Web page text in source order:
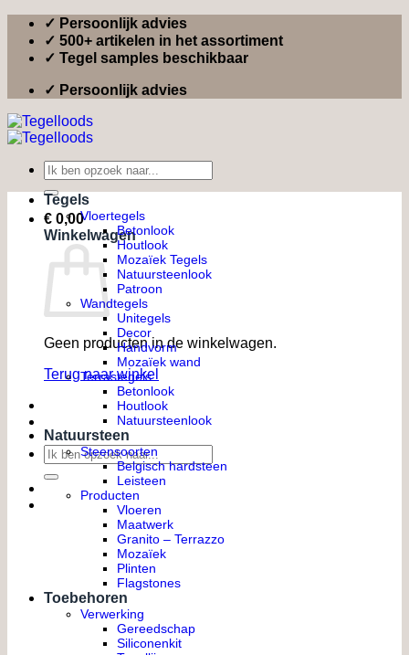
naar
inhoud
✓ Persoonlijk advies
✓ 500+ artikelen in het assortiment
✓ Tegel samples beschikbaar
✓ Persoonlijk advies
Zoeken
naar:
€ 0,00
Winkelwagen
Geen producten in de winkelwagen.
Terug naar winkel
Zoeken
naar:
Tegels
Vloertegels
Betonlook
Houtlook
Mozaïek Tegels
Natuursteenlook
Patroon
Wandtegels
Unitegels
Decor
Handvorm
Mozaïek wand
Terrastegels
Betonlook
Houtlook
Natuursteenlook
Natuursteen
Steensoorten
Belgisch hardsteen
Leisteen
Producten
Vloeren
Maatwerk
Granito – Terrazzo
Mozaïek
Plinten
Flagstones
Toebehoren
Verwerking
Gereedschap
Siliconenkit